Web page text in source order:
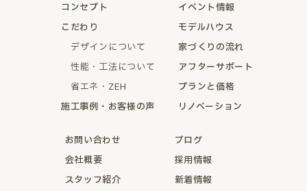
コンセプト
こだわり
デザインについて
性能・工法について
省エネ・ZEH
施工事例・お客様の声
イベント情報
モデルハウス
家づくりの流れ
アフターサポート
プランと価格
リノベーション
お問い合わせ
会社概要
スタッフ紹介
ブログ
採用情報
新着情報